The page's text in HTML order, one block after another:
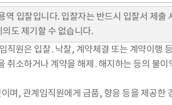
입찰입니다. 입찰자는 반드시 입찰서 제
도 제기할 수 없습니다.
직원은 입찰․낙찰, 계약체결 또는 계약이행
취소하거나 계약을 해제․해지하는 등의 불
며, 관계임직원에게 금품, 향응 등을 제공